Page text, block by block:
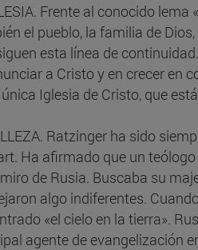
Frente al conocido
el pueblo, la familia de
esta línea de
a Cristo y en crecer en
Iglesia de Cristo, que
Ratzinger ha sido
Ha afirmado que un
de Rusia. Buscaba su
algo indiferentes.
«el cielo en la tierra».
agente de evangelización